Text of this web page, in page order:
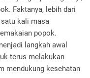
Faktanya, lebih dari
kali masa
popok.
langkah awal
terus melakukan
mendukung kesehatan